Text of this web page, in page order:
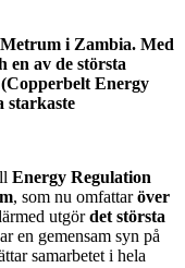
i Zambia. Med
en av de största
Energy
starkaste
Energy Regulation
, som nu omfattaröver
utgördet största
en gemensam syn på
samarbetet i hela